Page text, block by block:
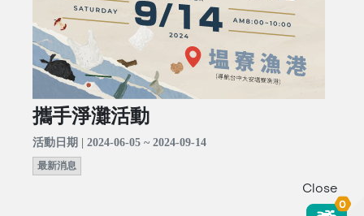
攜手淨灘活動
活動日期 | 2024-06-05 ~ 2024-09-14
最新消息
Close
0